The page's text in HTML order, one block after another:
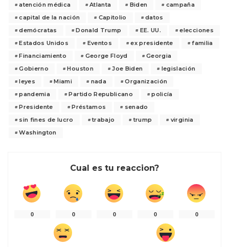
atención médica
Atlanta Biden
campaña
capital de la nación
Capitolio
datos
demócratas
Donald Trump EE. UU.
elecciones
Estados Unidos
Eventos ex presidente
familia
Financiamiento
George Floyd
Georgia
Gobierno
Houston Joe Biden
legislación
leyes
Miami nada
Organización
pandemia
Partido Republicano
policía
Presidente
Préstamos
senado
sin fines de lucro
trabajo trump
virginia
Washington
Cual es tu reaccion?
0 0 0 0 0